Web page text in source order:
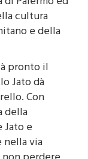
cultura
e della
pronto il
Jato dà
Con
della
e
via